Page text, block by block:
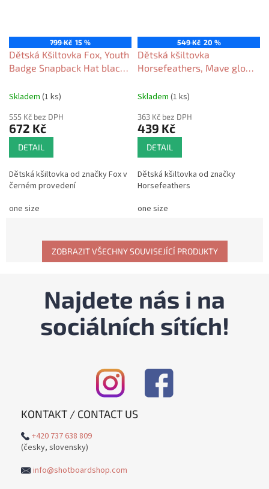
799 Kč 15 %
Dětská Kšiltovka Fox, Youth
Badge Snapback Hat black
Skladem (1 ks)
555 Kč bez DPH
672 Kč
DETAIL
Dětská kšiltovka od značky Fox v
černém provedení
one size
549 Kč 20 %
Dětská kšiltovka
Horsefeathers, Mave glow
Skladem (1 ks)
363 Kč bez DPH
439 Kč
DETAIL
Dětská kšiltovka od značky
Horsefeathers
one size
ZOBRAZIT VŠECHNY SOUVISEJÍCÍ PRODUKTY
Najdete nás i na
sociálních sítích!
KONTAKT / CONTACT US
+420 737 638 809
(česky, slovensky)
info@shotboardshop.com